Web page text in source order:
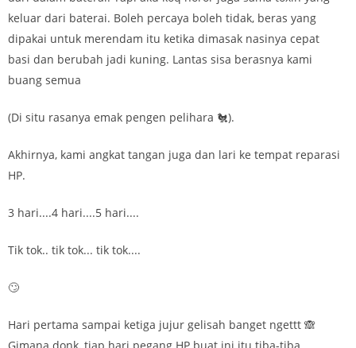
keluar dari baterai. Boleh percaya boleh tidak, beras yang
dipakai untuk merendam itu ketika dimasak nasinya cepat
basi dan berubah jadi kuning. Lantas sisa berasnya kami
buang semua
(Di situ rasanya emak pengen pelihara 🐔).
Akhirnya, kami angkat tangan juga dan lari ke tempat reparasi
HP.
3 hari....4 hari....5 hari....
Tik tok.. tik tok... tik tok....
🙄
Hari pertama sampai ketiga jujur gelisah banget ngettt 🙈